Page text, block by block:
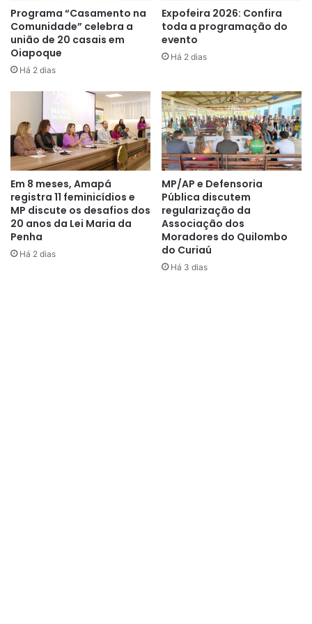
responsável pela execução das atividades, os trabalhos
serão concentradas na área do próprio empreendimento e
não haverá a necessidade de realocação de famílias ou
comunidades.
Houve também a explanação do projeto da Usina
Termelétrica Rio Matapi, a ser instalada junto ao Distrito
Industrial de Santana. A proposta é fornecer energia a
partir da queima de gás natural, utilizando para isso uma
tecnologia moderna, denominada Ciclo Combinado. Dentre
os benefícios para o Amapá, a empresa pontuou a
segurança energética, com a capacidade de suprir toda a
demanda do estado, além de gerar emprego e renda.
Programa “Casamento na
Comunidade” celebra a
união de 20 casais em
Oiapoque
Há 2 dias
Expofeira 2026: Confira
toda a programação do
evento
Há 2 dias
Em 8 meses, Amapá
registra 11 feminicídios e
MP discute os desafios dos
20 anos da Lei Maria da
Penha
Há 2 dias
MP/AP e Defensoria
Pública discutem
regularização da
Associação dos
Moradores do Quilombo
do Curiaú
Há 3 dias